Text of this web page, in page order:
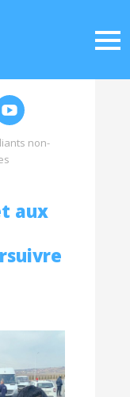
non-
aux